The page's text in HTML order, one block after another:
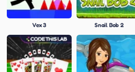
Vex 3 Snail Bob 2